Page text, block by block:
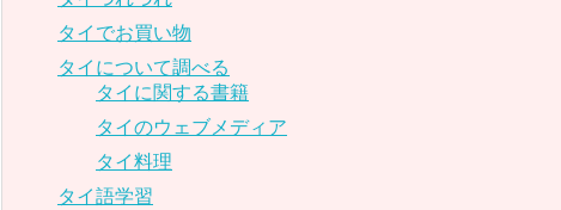
タイでお買い物
タイについて調べる
タイに関する書籍
タイのウェブメディア
タイ料理
タイ語学習